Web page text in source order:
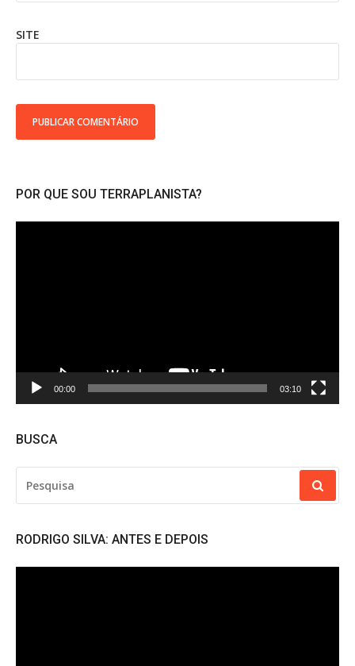
SITE
POR QUE SOU TERRAPLANISTA?
00:00 03:10
BUSCA
POR:
RODRIGO SILVA: ANTES E DEPOIS